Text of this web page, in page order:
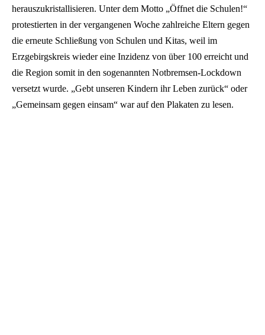
herauszukristallisieren. Unter dem Motto „Öffnet die Schulen!“
protestierten in der vergangenen Woche zahlreiche Eltern gegen
die erneute Schließung von Schulen und Kitas, weil im
Erzgebirgskreis wieder eine Inzidenz von über 100 erreicht und
die Region somit in den sogenannten Notbremsen-Lockdown
versetzt wurde. „Gebt unseren Kindern ihr Leben zurück“ oder
„Gemeinsam gegen einsam“ war auf den Plakaten zu lesen.